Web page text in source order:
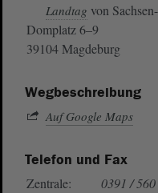
Landtag von
Domplatz 6–9
39104 Magdeburg
Wegbeschreibung
Auf Google Maps
Telefon und Fax
Zentrale:
0391 /